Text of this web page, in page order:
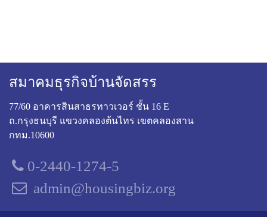
สมาคมธุรกิจบ้านจัดสรร
77/60 อาคารสินสาธรทาวเวอร์ ชั้น 16 E
ถ.กรุงธนบุรี แขวงคลองต้นไทร เขตคลองสาน
กทม.10600
0-2440-1274-5
admin@housingbiz.org